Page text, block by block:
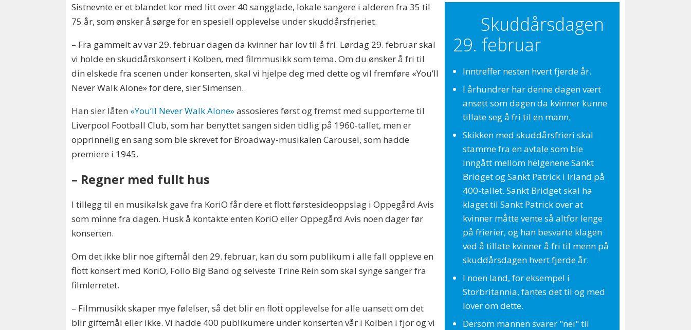
Skuddårsdagen
29. februar
Inntreffer nesten hvert fjerde år.
I århundrer har denne dagen vært
ansett som dagen da kvinner kunne
tillate seg å fri til en mann.
Skikken med skuddårsfrieri skal
stamme fra en avtale som ble
inngått mellom helgenene Sankt
Bridget og Sankt Patrick i Irland på
400-tallet. Sankt Bridget skal ha
klaget til Sankt Patrick over at
kvinner måtte vente så altfor lenge
på frierier, og han besvarte klagen
ved å tillate kvinner å fri til menn på
skuddårsdagen hvert fjerde år.
I noen land, for eksempel i
Storbritannia, fantes det til og med
lover om dette.
Dersom mannen svarer "nei" til
Sistnevnte er et blandet kor med litt over 40 sangglade, lokale sangere i alderen fra 35 til
75 år, som ønsker å sørge for en spesiell opplevelse under skuddårsfrieriet.
– Fra gammelt av var 29. februar dagen da kvinner har lov til å fri. Lørdag 29. februar skal
vi holde en skuddårskonsert i Kolben, med filmmusikk som tema. Om du ønsker å fri til
din elskede fra scenen under konserten,skal vi hjelpe deg med dette og vil fremføre «You’ll
Never Walk Alone» for dere, sier Simensen.
Han sier låten «You’ll Never Walk Alone»assosieres først og fremst med supporterne til
Liverpool Football Club, som har benyttet sangen siden tidlig på 1960-tallet, men er
opprinnelig en sang som ble skrevet for Broadway-musikalen Carousel, som hadde
premiere i 1945.
– Regner med fullt hus
I tillegg til en musikalsk gave fra KoriO får dere et flott førstesideoppslag i Oppegård Avis
som minne fra dagen. Husk å kontakte enten KoriO eller Oppegård Avis noen dager før
konserten.
Om det ikke blir noe giftemål den 29. februar, kan du som publikum i alle fall oppleve en
flott konsert med KoriO, Follo Big Band og selveste Trine Rein som skal synge sanger fra
filmlerretet.
– Filmmusikk skaper mye følelser, så det blir en flott opplevelse for alle uansett om det
blir giftemål eller ikke. Vi hadde 400 publikumere under konserten vår i Kolben i fjor og vi